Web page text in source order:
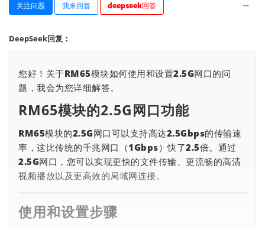
查看更多
关注问题 我来回答 deepseek回答
DeepSeek回复：
您好！关于RM65模块如何使用和设置2.5G网口的问
题，我会为您详细解答。
RM65模块的2.5G网口功能
RM65模块的2.5G网口可以支持高达2.5Gbps的传输速
率，这比传统的千兆网口（1Gbps）快了2.5倍。通过
2.5G网口，您可以实现更快的文件传输、更流畅的高清
视频播放以及更高效的局域网连接。
使用和设置步骤